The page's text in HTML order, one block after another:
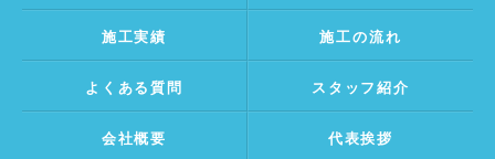
施工実績 施工の流れ
よくある質問 スタッフ紹介
会社概要 代表挨拶